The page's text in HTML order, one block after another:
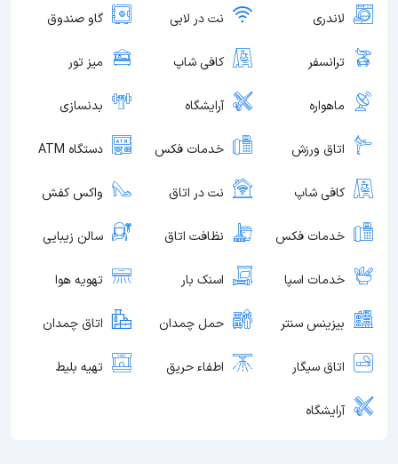
لاندری نت در لابی گاو صندوق
ترانسفر کافی شاپ میز تور
ماهواره آرایشگاه بدنسازی
اتاق ورزش خدمات فکس دستگاه ATM
کافی شاپ نت در اتاق واکس کفش
خدمات فکس نظافت اتاق سالن زیبایی
خدمات اسپا اسنک بار تهویه هوا
بیزینس سنتر حمل چمدان اتاق چمدان
اتاق سیگار اطفاء حریق تهیه بلیط
آرایشگاه